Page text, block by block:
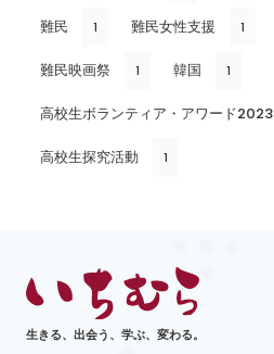
難民 1 難民女性支援 1
難民映画祭 1 韓国 1
高校生ボランティア・アワード2023
高校生探究活動 1
生きる、出会う、学ぶ、変わる。